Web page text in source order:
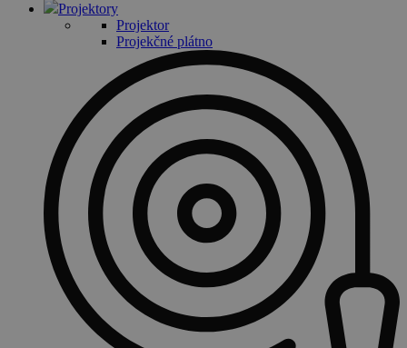
Projektory
Projektor
Projekčné plátno